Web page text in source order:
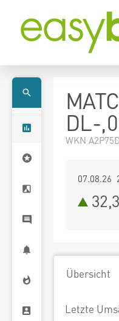
DL-
WKN
07.08.26
Übersicht
Letzte